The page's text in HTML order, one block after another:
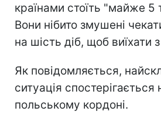
країнами стоїть "майже 5
Вони нібито змушені
на шість діб, щоб виїхати
Як повідомляється,
ситуація спостерігається
польському кордоні.